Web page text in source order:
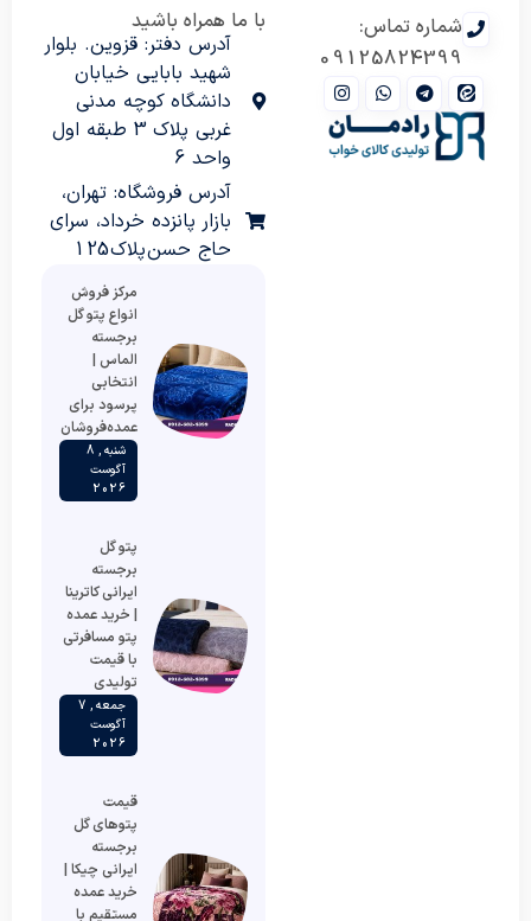
شماره تماس:
09125824399
با ما همراه باشید
آدرس دفتر: قزوین. بلوار
شهید بابایی خیابان
دانشگاه کوچه مدنی
غربی پلاک 3 طبقه اول
واحد 6
آدرس فروشگاه: تهران،
بازار پانزده خرداد، سرای
حاج حسن پلاک 125
مرکز فروش
انواع پتو گل
برجسته
الماس |
انتخابی
پرسود برای
عمده‌فروشان
شنبه , 8
آگوست
2026
پتو گل
برجسته
ایرانی کاترینا
| خرید عمده
پتو مسافرتی
با قیمت
تولیدی
جمعه , 7
آگوست
2026
قیمت
پتوهای گل
برجسته
ایرانی چیکا |
خرید عمده
مستقیم با